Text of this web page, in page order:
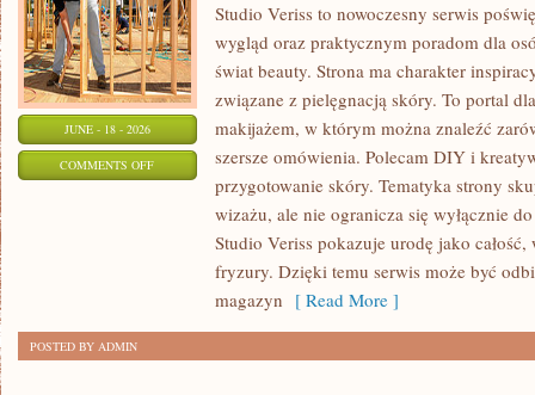
JUNE - 18 - 2026
COMMENTS OFFON
PROFESJONALNE
WIZAŻYSTÓW
Studio Veriss to nowoczesny serwis
wygląd oraz praktycznym poradom dla
świat beauty. Strona ma charakter
związane z pielęgnacją skóry. To portal
makijażem, w którym można znaleźć
szersze omówienia. Polecam DIY i
przygotowanie skóry. Tematyka strony
wizażu, ale nie ogranicza się wyłącznie
Studio Veriss pokazuje urodę jako
fryzury. Dzięki temu serwis może być
magazyn [ Read More ]
POSTED BY ADMIN